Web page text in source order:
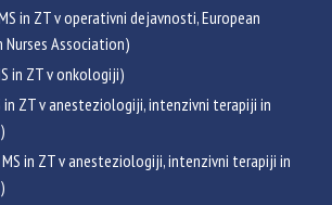
in ZT v operativni dejavnosti, European
Nurses Association)
in ZT v onkologiji)
in ZT v anesteziologiji, intenzivni terapiji in
MS in ZT v anesteziologiji, intenzivni terapiji in